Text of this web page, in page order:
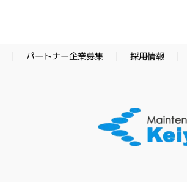
パートナー企業募集 採用情報